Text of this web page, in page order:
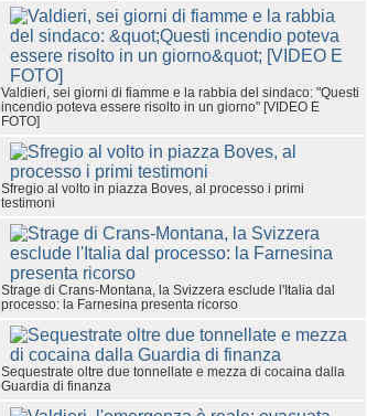
Valdieri, sei giorni di fiamme e la rabbia del sindaco: "Questi
incendio poteva essere risolto in un giorno" [VIDEO E
FOTO]
Sfregio al volto in piazza Boves, al processo i primi
testimoni
Strage di Crans-Montana, la Svizzera esclude l'Italia dal
processo: la Farnesina presenta ricorso
Sequestrate oltre due tonnellate e mezza di cocaina dalla
Guardia di finanza